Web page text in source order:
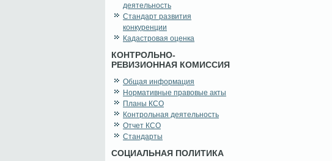
деятельность
Стандарт развития
конкуренции
Кадастровая оценка
КОНТРОЛЬНО-
РЕВИЗИОННАЯ КОМИССИЯ
Общая информация
Нормативные правовые акты
Планы КСО
Контрольная деятельность
Отчет КСО
Стандарты
СОЦИАЛЬНАЯ ПОЛИТИКА